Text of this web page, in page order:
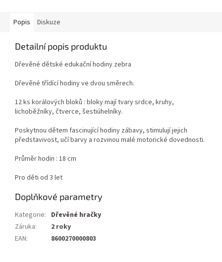
Popis Diskuze
Detailní popis produktu
Dřevěné dětské edukační hodiny zebra
Dřevěné třídící hodiny ve dvou směrech.
12 ks korálových bloků : bloky mají tvary srdce, kruhy,
lichoběžníky, čtverce, šestiúhelníky.
Poskytnou dětem fascinující hodiny zábavy, stimulují jejich
představivost, učí barvy a rozvinou malé motorické dovednosti.
Průměr hodin : 18 cm
Pro děti od 3 let
Doplňkové parametry
Kategorie: Dřevěné hračky
Záruka:
2 roky
EAN: 8600270000803